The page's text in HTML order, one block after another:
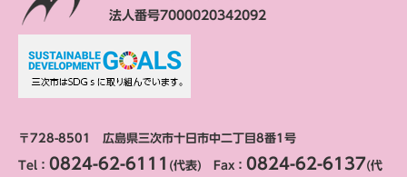
法人番号7000020342092
〒728-8501 広島県三次市十日市中二丁目8番1号
Tel： 0824-62-6111 (代表) Fax： 0824-62-6137(代